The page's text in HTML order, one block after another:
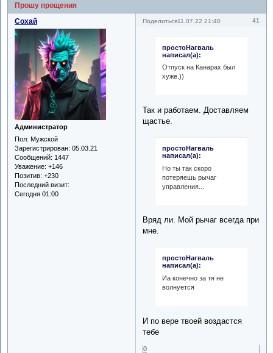
Прошу прощения
Поделиться 41
11.07.22 21:40
Сохай
Администратор
Пол: Мужской
Зарегистрирован: 05.03.21
Сообщений: 1447
Уважение: +146
Позитив: +230
Последний визит:
Сегодня 01:00
простоНагваль
написал(а):
Отпуск на Канарах был
хуже.))
Так и работаем. Доставляем
щастье.
простоНагваль
написал(а):
Но ты так скоро
потеряешь рычаг
управления...
Вряд ли. Мой рычаг всегда при
мне.
простоНагваль
написал(а):
Иа конечно за тя не
волнуется
И по вере твоей воздастся
тебе
0